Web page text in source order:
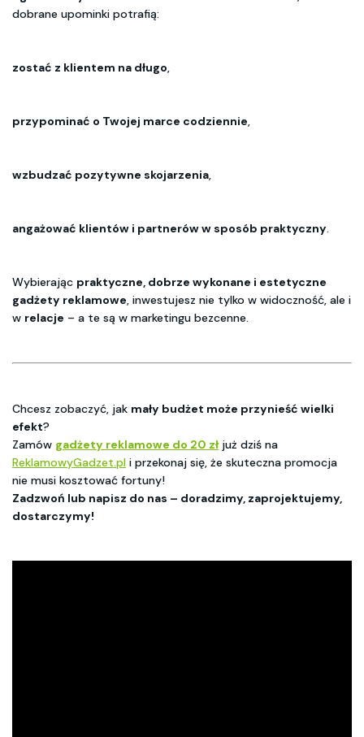
dobrane upominki potrafią:
zostać z klientem na długo,
przypominać o Twojej marce codziennie,
wzbudzać pozytywne skojarzenia,
angażować klientów i partnerów w sposób praktyczny.
Wybierając praktyczne, dobrze wykonane i estetyczne
gadżety reklamowe, inwestujesz nie tylko w widoczność, ale i
w relacje – a te są w marketingu bezcenne.
Chcesz zobaczyć, jak mały budżet może przynieść wielki
efekt?
Zamów gadżety reklamowe do 20 zł już dziś na
ReklamowyGadzet.pl i przekonaj się, że skuteczna promocja
nie musi kosztować fortuny!
Zadzwoń lub napisz do nas – doradzimy, zaprojektujemy,
dostarczymy!